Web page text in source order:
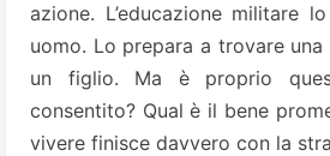
azione. L’educazione militare
uomo. Lo prepara a trovare
un figlio. Ma è proprio
consentito? Qual è il bene
vivere finisce davvero con la